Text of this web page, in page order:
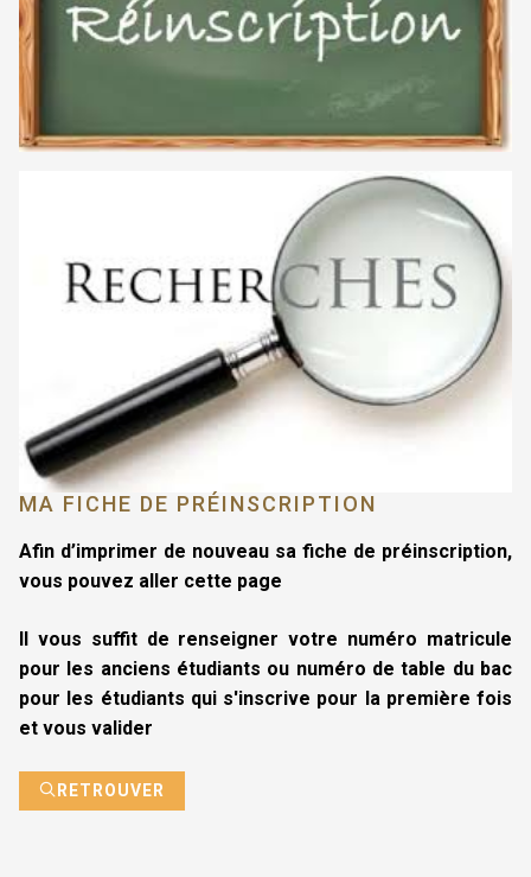
MA FICHE DE PRÉINSCRIPTION
Afin d’imprimer de nouveau sa fiche de préinscription,
vous pouvez aller cette page
Il vous suffit de renseigner votre numéro matricule
pour les anciens étudiants ou numéro de table du bac
pour les étudiants qui s'inscrive pour la première fois
et vous valider
RETROUVER